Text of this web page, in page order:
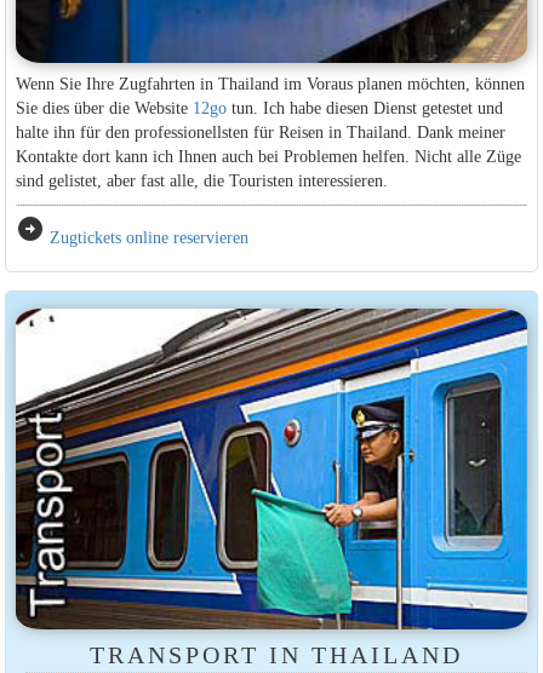
Wenn Sie Ihre Zugfahrten in Thailand im Voraus planen möchten, können
Sie dies über die Website 12gotun. Ich habe diesen Dienst getestet und
halte ihn für den professionellsten für Reisen in Thailand. Dank meiner
Kontakte dort kann ich Ihnen auch bei Problemen helfen. Nicht alle Züge
sind gelistet, aber fast alle, die Touristen interessieren.
arrow_circle_right Zugtickets online reservieren
TRANSPORT IN THAILAND